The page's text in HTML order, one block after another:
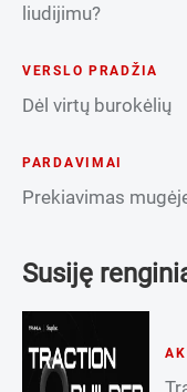
liudijimu?
VERSLO PRADŽIA
Dėl virtų burokėlių
PARDAVIMAI
Prekiavimas
Susiję